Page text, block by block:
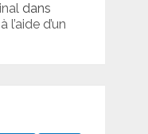
dans
d’un